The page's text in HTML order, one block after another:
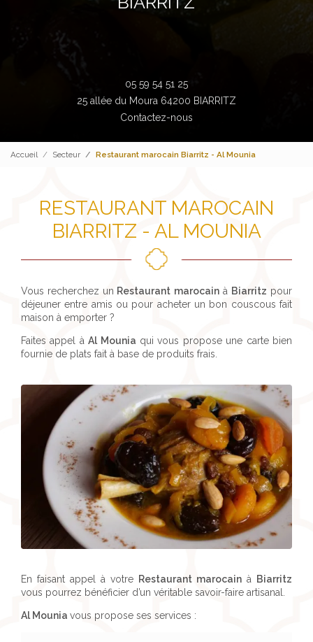
05 59 54 51 25
25 allée du Moura 64200 BIARRITZ
Contactez-nous
Accueil Secteur Restaurant marocain Biarritz - Al Mounia
RESTAURANT MAROCAIN
BIARRITZ - AL MOUNIA
Vous recherchez un Restaurant marocainà Biarritz pour
déjeuner entre amis ou pour acheter un bon couscous fait
maison à emporter ?
Faites appel àAl Mounia qui vous propose une carte bien
fournie de plats fait à base de produits frais.
En faisant appel à votre Restaurant marocain à
Biarritz
vous pourrez bénéficier d’un véritable savoir-faire artisanal.
Al Mounia vous propose ses services :